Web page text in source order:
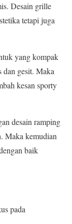
Desain grille
tetapi juga
yang kompak
dan gesit. Maka
kesan sporty
desain ramping
Maka kemudian
baik
pada